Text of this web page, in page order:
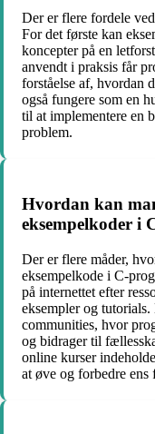
Der er flere fordele
For det første kan
koncepter på en
anvendt i praksis får
forståelse af, hvordan
også fungere som en
til at implementere en
problem.
Hvordan kan
eksempelkoder i
Der er flere måder,
eksempelkode i C-
på internettet efter
eksempler og
communities, hvor
og bidrager til
online kurser
at øve og forbedre ens